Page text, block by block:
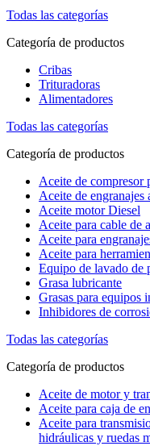
Todas las categorías
Categoría de productos
Cribas
Trituradoras
Alimentadores
Todas las categorías
Categoría de productos
Aceite de compresor
Aceite de engranajes
Aceite motor Diesel
Aceite para cable de
Aceite para
Aceite para
Equipo de lavado de
Grasa lubricante
Grasas para equipos
Inhibidores de
Todas las categorías
Categoría de productos
Aceite de motor y
Aceite para caja de
Aceite para
hidráulicas y ruedas